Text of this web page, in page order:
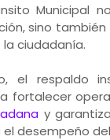
Municipal
sino
ciudadanía.
el respaldo
fortalecer
y
desempeño